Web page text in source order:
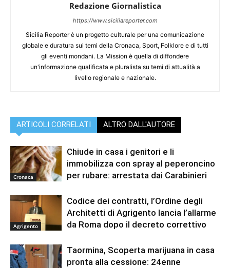
Redazione Giornalistica
https://www.siciliareporter.com
Sicilia Reporter è un progetto culturale per una comunicazione
globale e duratura sui temi della Cronaca, Sport, Folklore e di tutti
gli eventi mondani. La Mission è quella di diffondere
un'informazione qualificata e pluralista su temi di attualità a
livello regionale e nazionale.
ARTICOLI CORRELATI ALTRO DALL'AUTORE
Cronaca
Chiude in casa i genitori e li
immobilizza con spray al peperoncino
per rubare: arrestata dai Carabinieri
Agrigento
Codice dei contratti, l’Ordine degli
Architetti di Agrigento lancia l’allarme
da Roma dopo il decreto correttivo
Taormina, Scoperta marijuana in casa
pronta alla cessione: 24enne